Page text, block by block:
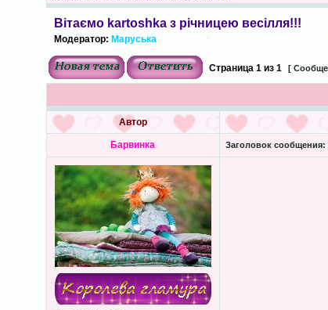
Вітаємо kartoshka з річницею весілля!!!
Модератор: Маруська
Страница 1из 1 [
Автор
Барвинка Заголовок сообщения: